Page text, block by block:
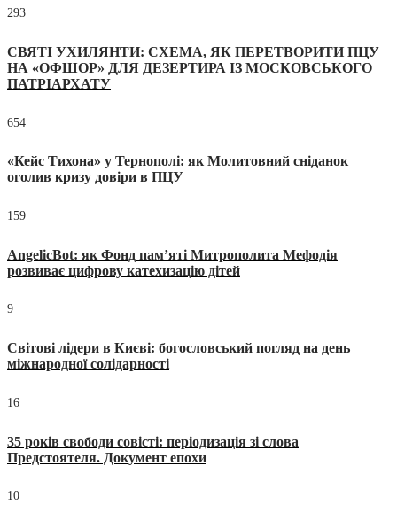
293
СВЯТІ УХИЛЯНТИ: СХЕМА, ЯК ПЕРЕТВОРИТИ ПЦУ
НА «ОФШОР» ДЛЯ ДЕЗЕРТИРА ІЗ МОСКОВСЬКОГО
ПАТРІАРХАТУ
654
«Кейс Тихона» у Тернополі: як Молитовний сніданок
оголив кризу довіри в ПЦУ
159
AngelicBot: як Фонд пам’яті Митрополита Мефодія
розвиває цифрову катехизацію дітей
9
Світові лідери в Києві: богословський погляд на день
міжнародної солідарності
16
35 років свободи совісті: періодизація зі слова
Предстоятеля. Документ епохи
10